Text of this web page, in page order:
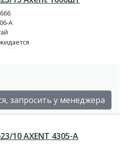
A
запросить у менеджера
10 AXENT 4305-A